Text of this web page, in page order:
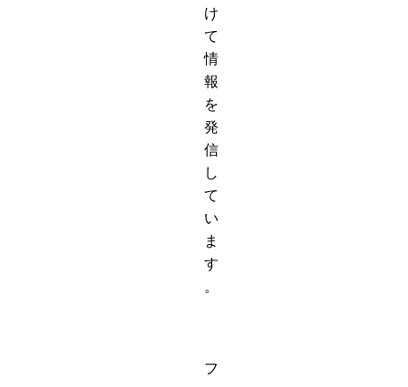
け
て
情
報
を
発
信
し
て
い
ま
す
。
フ